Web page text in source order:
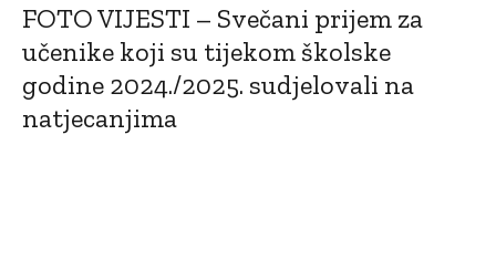
FOTO VIJESTI – Svečani prijem za
učenike koji su tijekom školske
godine 2024./2025. sudjelovali na
natjecanjima